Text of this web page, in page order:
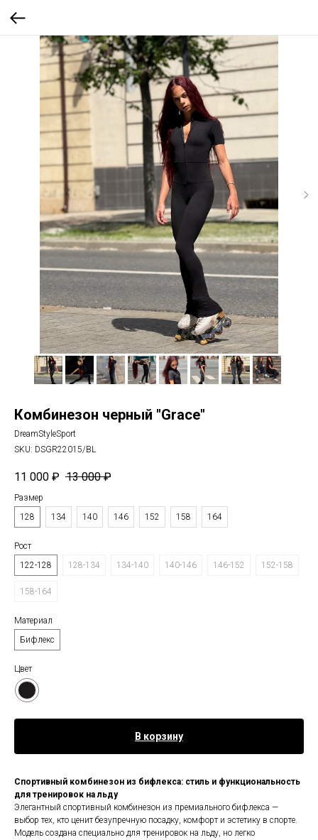
Комбинезон черный "Grace"
DreamStyleSport
SKU: DSGR22015/BL
11 000 ₽ 13 000 ₽
Размер
128
134 140 146 152 158 164
Рост
122-128
128-134 134-140 140-146 146-152 152-158
158-164
Материал
Бифлекс
Цвет
В корзину
Спортивный комбинезон из бифлекса: стиль и функциональность
для тренировок на льду
Элегантный спортивный комбинезон из премиального бифлекса —
выбор тех, кто ценит безупречную посадку, комфорт и эстетику в спорте.
Модель создана специально для тренировок на льду, но легко